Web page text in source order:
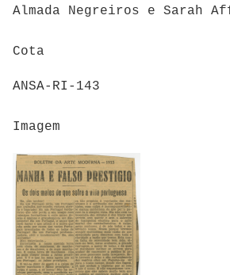
Almada Negreiros e Sarah
Cota
ANSA-RI-143
Imagem